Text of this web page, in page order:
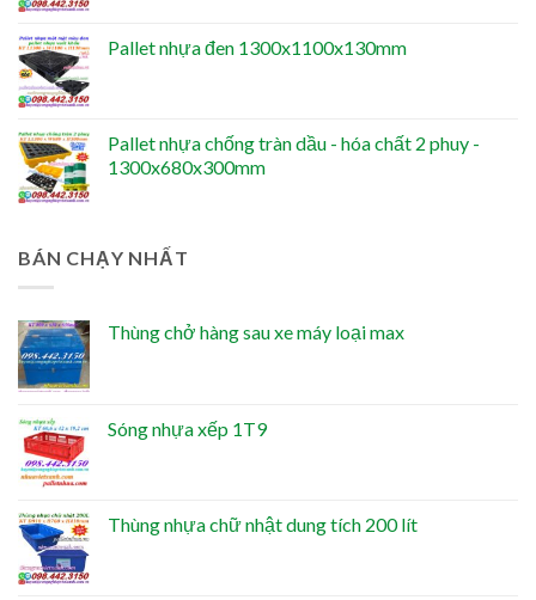
Pallet nhựa đen 1300x1100x130mm
Pallet nhựa chống tràn dầu - hóa chất 2 phuy -
1300x680x300mm
BÁN CHẠY NHẤT
Thùng chở hàng sau xe máy loại max
Sóng nhựa xếp 1T9
Thùng nhựa chữ nhật dung tích 200 lít